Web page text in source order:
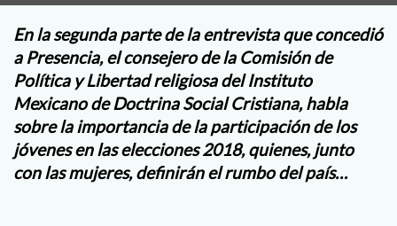
En la segunda parte de la entrevista que concedió
a Presencia, el consejero de la Comisión de
Política y Libertad religiosa del Instituto
Mexicano de Doctrina Social Cristiana, habla
sobre la importancia de la participación de los
jóvenes en las elecciones 2018, quienes, junto
con las mujeres, definirán el rumbo del país…